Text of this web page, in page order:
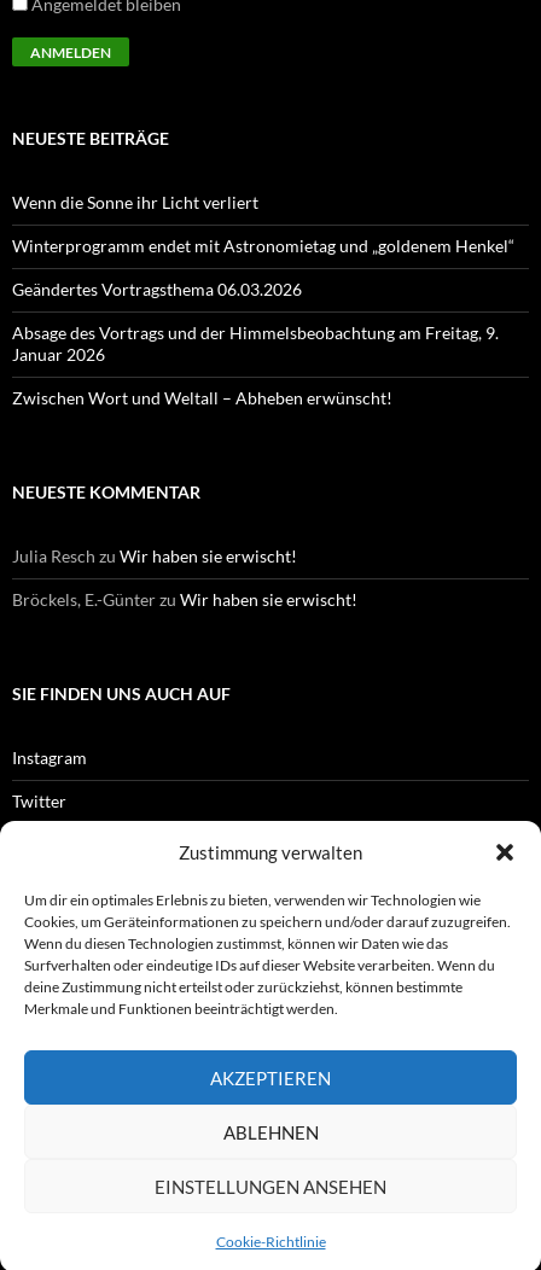
Zustimmung verwalten
Um dir ein optimales Erlebnis zu bieten, verwenden wir Technologien wie
Cookies, um Geräteinformationen zu speichern und/oder darauf zuzugreifen.
Wenn du diesen Technologien zustimmst, können wir Daten wie das
Surfverhalten oder eindeutige IDs auf dieser Website verarbeiten. Wenn du
deine Zustimmung nicht erteilst oder zurückziehst, können bestimmte
Merkmale und Funktionen beeinträchtigt werden.
AKZEPTIEREN
ABLEHNEN
EINSTELLUNGEN ANSEHEN
Cookie-Richtlinie
Angemeldet bleiben
NEUESTE BEITRÄGE
Wenn die Sonne ihr Licht verliert
Winterprogramm endet mit Astronomietag und „goldenem Henkel“
Geändertes Vortragsthema 06.03.2026
Absage des Vortrags und der Himmelsbeobachtung am Freitag, 9.
Januar 2026
Zwischen Wort und Weltall – Abheben erwünscht!
NEUESTE KOMMENTAR
Julia Resch zu Wir haben sie erwischt!
Bröckels, E.-Günterzu Wir haben sie erwischt!
SIE FINDEN UNS AUCH AUF
Instagram
Twitter
OFFIZIELLES
Impressum